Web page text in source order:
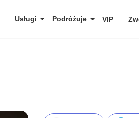
Usługi Podróżuje VIP